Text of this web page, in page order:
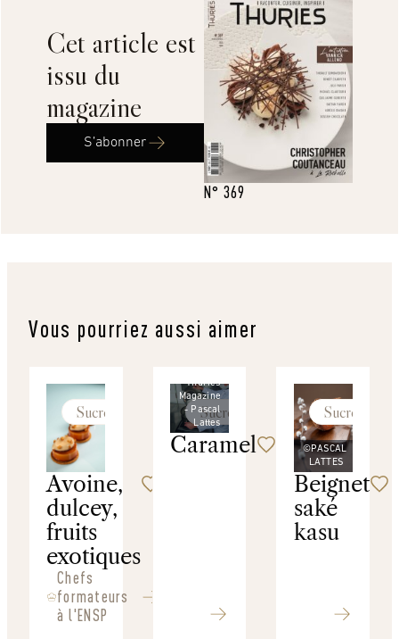
Cet article est
issu du
magazine
S’abonner
N° 369
Vous pourriez aussi aimer
Sucré
Avoine,
dulcey,
fruits
exotiques
Chefs
formateurs
à l'ENSP
Thuries
Magazine
- Pascal
Lattes
Sucré
Caramel
©PASCAL
LATTES
Sucré
Beignet
saké
kasu